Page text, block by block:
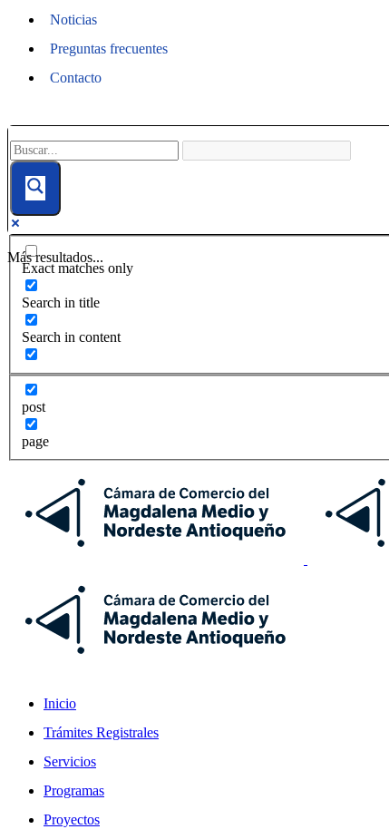
Noticias
Preguntas frecuentes
Contacto
Más resultados...
Exact matches only
Search in title
Search in content
post
page
Inicio
Trámites Registrales
Servicios
Programas
Proyectos